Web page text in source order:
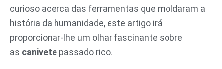
curioso acerca das ferramentas que moldaram a
história da humanidade, este artigo irá
proporcionar-lhe um olhar fascinante sobre
as canivete passado rico.